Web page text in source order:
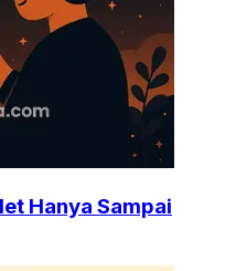
Hanya Sampai